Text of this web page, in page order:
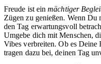
Freude ist einmächtiger
Zügen zu genießen. Wenn Du
den Tag erwartungsvoll
Umgebe dich mit Menschen,
Vibes verbreiten. Ob es Deine
tragen dazu bei, deinen Tag